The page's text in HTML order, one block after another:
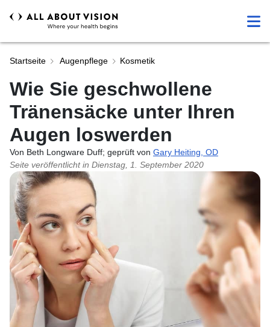
Startseite Augenpflege Kosmetik
Wie Sie geschwollene
Tränensäcke unter Ihren
Augen loswerden
Von Beth Longware Duff; geprüft von Gary Heiting, OD
Seite veröffentlicht in Dienstag, 1. September 2020